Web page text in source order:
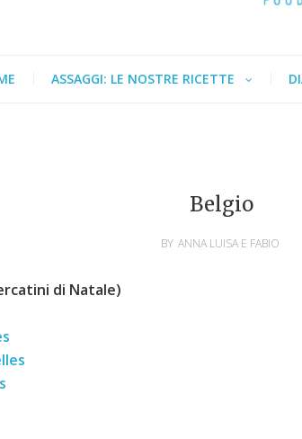
ASSAGGI: LE NOSTRE RICETTE
Belgio
BY ANNA LUISA E FABIO
di Natale)